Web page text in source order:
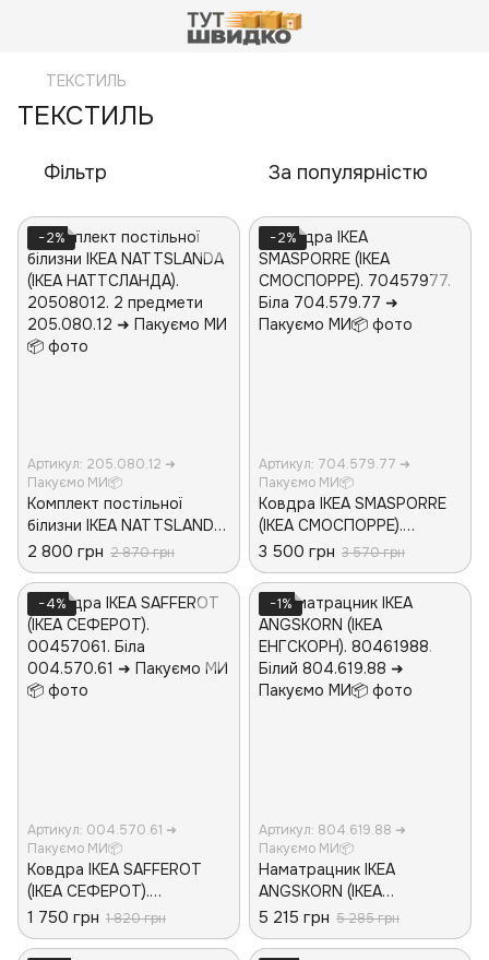
ТЕКСТИЛЬ
ТЕКСТИЛЬ
Фільтр За популярністю
−2%
Артикул: 205.080.12 ➜
Пакуємо МИ📦
Комплект постільної
білизни IKEA NATTSLANDA
(ІКЕА НАТТСЛАНДА).
20508012. 2 предмети
2 800 грн 2 870 грн
−2%
Артикул: 704.579.77 ➜
Пакуємо МИ📦
Ковдра IKEA SMASPORRE
(ІКЕА СМОСПОРРЕ).
70457977. Біла
3 500 грн 3 570 грн
−4%
Артикул: 004.570.61 ➜
Пакуємо МИ📦
Ковдра IKEA SAFFEROT
(ІКЕА СЕФЕРОТ).
00457061. Біла
1 750 грн 1 820 грн
−1%
Артикул: 804.619.88 ➜
Пакуємо МИ📦
Наматрацник IKEA
ANGSKORN (ІКЕА
ЕНГСКОРН). 80461988.
Білий
5 215 грн 5 285 грн